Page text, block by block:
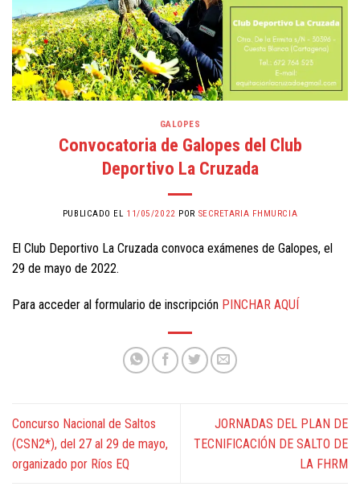
GALOPES
Convocatoria de Galopes del Club
Deportivo La Cruzada
PUBLICADO EL 11/05/2022 POR SECRETARIA FHMURCIA
El Club Deportivo La Cruzada convoca exámenes de Galopes, el
29 de mayo de 2022.
Para acceder al formulario de inscripción PINCHAR AQUÍ
Concurso Nacional de Saltos
(CSN2*), del 27 al 29 de mayo,
organizado por Ríos EQ
JORNADAS DEL PLAN DE
TECNIFICACIÓN DE SALTO DE
LA FHRM